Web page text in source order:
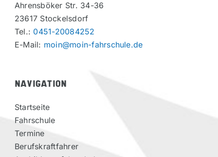
Ahrensböker Str. 34-36
23617 Stockelsdorf
Tel.: 0451-20084252
E-Mail: moin@moin-fahrschule.de
NAVIGATION
Startseite
Fahrschule
Termine
Berufskraftfahrer